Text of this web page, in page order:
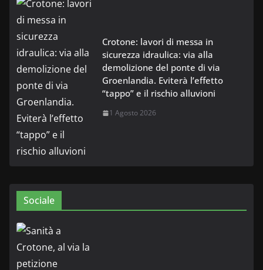
Crotone: lavori di messa in
sicurezza idraulica: via alla
demolizione del ponte di via
Groenlandia. Eviterà l’effetto
“tappo” e il rischio alluvioni
1 Agosto 2026
Sociale